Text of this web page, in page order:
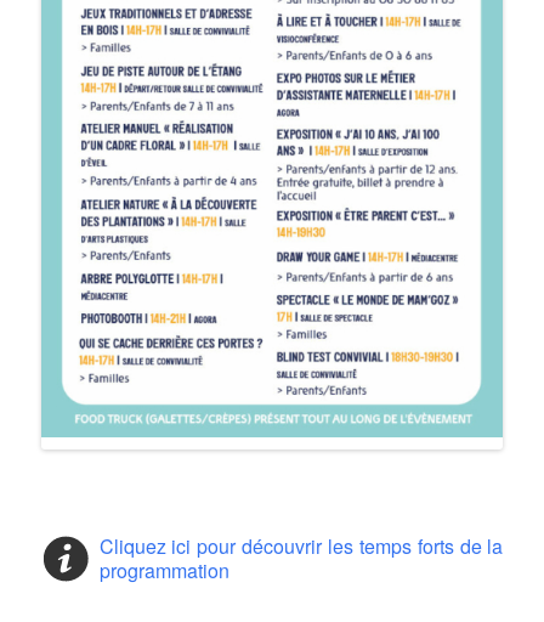
Cliquez ici pour découvrir les temps forts de la
programmation